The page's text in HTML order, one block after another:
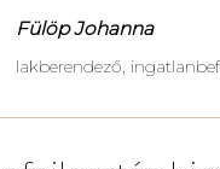
Fülöp Johanna
lakberendező,